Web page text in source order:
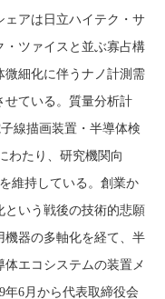
ェアは日立ハイテク・サ
・ツァイスと並ぶ寡占構
微細化に伴うナノ計測需
せている。質量分析計
線描画装置・半導体検
わたり、研究機関向
維持している。創業か
という戦後の技術的悲願
機器の多軸化を経て、半
エコシステムの装置メ
年6月から代表取締役会